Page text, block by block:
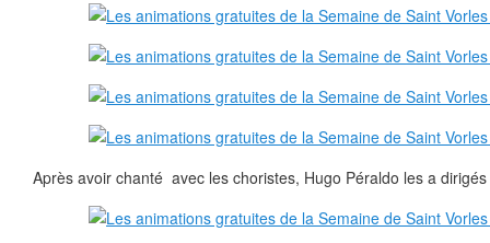
Après avoir chanté avec les choristes, Hugo Péraldo les a